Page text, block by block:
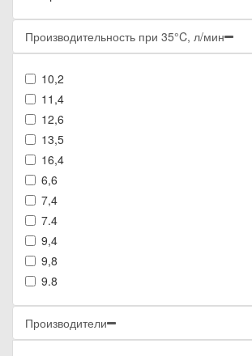
Производительность при 35°C, л/мин
10,2
11,4
12,6
13,5
16,4
6,6
7,4
7.4
9,4
9,8
9.8
Производители